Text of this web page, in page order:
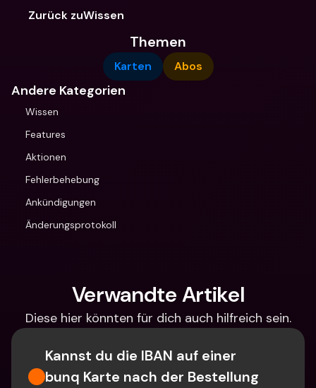
Zurück zuWissen
Themen
Karten Abos
Andere Kategorien
Wissen
Features
Aktionen
Fehlerbehebung
Ankündigungen
Änderungsprotokoll
Verwandte Artikel
Diese hier könnten für dich auch hilfreich sein.
Kannst du die IBAN auf einer
bunq Karte nach der Bestellung